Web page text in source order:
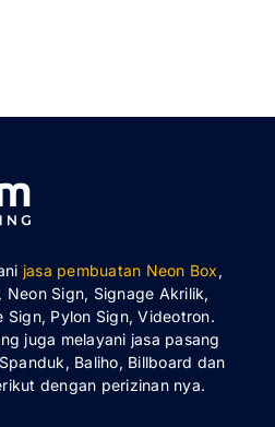
jasa pembuatan Neon Box,
Sign, Signage Akrilik,
Sign, Pylon Sign, Videotron.
juga melayani jasa pasang
Baliho, Billboard dan
dengan perizinan nya.